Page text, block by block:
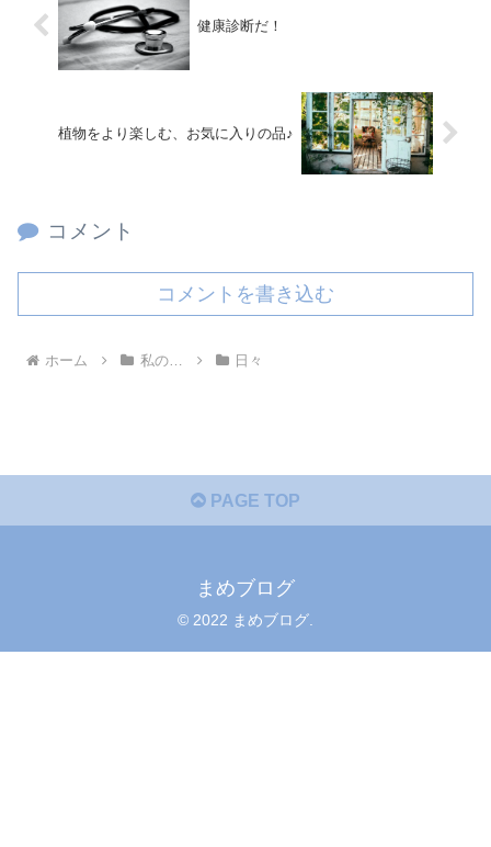
健康診断だ！
植物をより楽しむ、お気に入りの品♪
コメント
コメントを書き込む
ホーム 私の… 日々
PAGE TOP
まめブログ
© 2022 まめブログ.